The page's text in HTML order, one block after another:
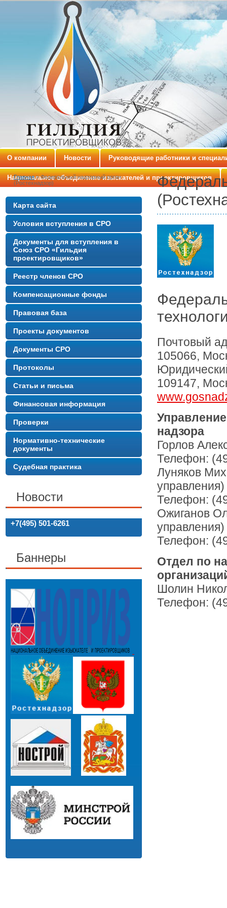
О компании Новости Руководящие работники и
Национальное объединение изыскателей и проектировщиков
Почтовый
105066,
109147,
надзора
Горлов
Телефон:
Луняков
управления)
Телефон:
Ожиганов
управления)
Телефон:
Отдел по
Шолин
Телефон:
Главная» Федеральный надзорный орган
(Ростехнадзор)
Карта сайта
Условия вступления в СРО
Документы для вступления в
Союз СРО «Гильдия
проектировщиков»
Реестр членов СРО
Компенсационные фонды
Правовая база
Проекты документов
Документы СРО
Протоколы
Статьи и письма
Финансовая информация
Проверки
Нормативно-технические
документы
Судебная практика
Новости
+7(495) 501-6261
Баннеры